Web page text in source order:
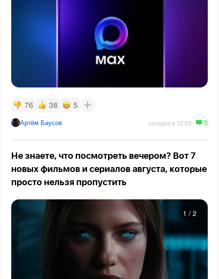
76 38 5
Артём Баусов сегодня в 13:00 9
Не знаете, что посмотреть вечером? Вот 7
новых фильмов и сериалов августа, которые
просто нельзя пропустить
1 / 2